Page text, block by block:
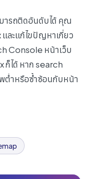
ารถติดอันดับได้ คุณ
ละแก้ไขปัญหาเกี่ยว
Console หน้าเว็บ
ก็ได้ หาก search
ำหรือซ้ำซ้อนกับหน้า